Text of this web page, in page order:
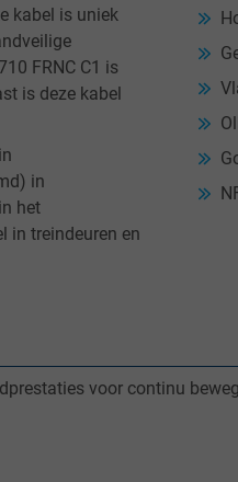
kabel is uniek
FRNC C1 is
is deze kabel
in
het
in treindeuren en
voor continu